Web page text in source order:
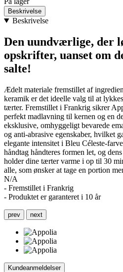
Beskrivelse
Beskrivelse
Den uundværlige, der
opskrifter, uanset om
salte!
Ædelt materiale fremstillet af
keramik er det ideelle valg til at
tærter. Fremstillet i Frankrig sikrer
perfekt madlavning til kernen og en
eksklusive, omhyggeligt bevarede
og anti-abrasive egenskaber, hvilket
elegante intensitet i Bleu Céleste-
håndtag håndteres formen let, og
holder dine tærter varme i op til 30
alle, som ønsker at tage en portion
N/A
- Fremstillet i Frankrig
- Produktet er garanteret i 10 år
prev next
Kundeanmeldelser